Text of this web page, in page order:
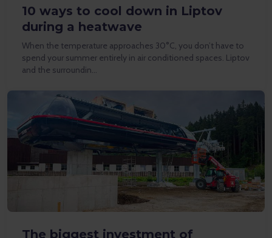
10 ways to cool down in Liptov
during a heatwave
When the temperature approaches 30°C, you don’t have to
spend your summer entirely in air conditioned spaces. Liptov
and the surroundin…
The biggest investment of